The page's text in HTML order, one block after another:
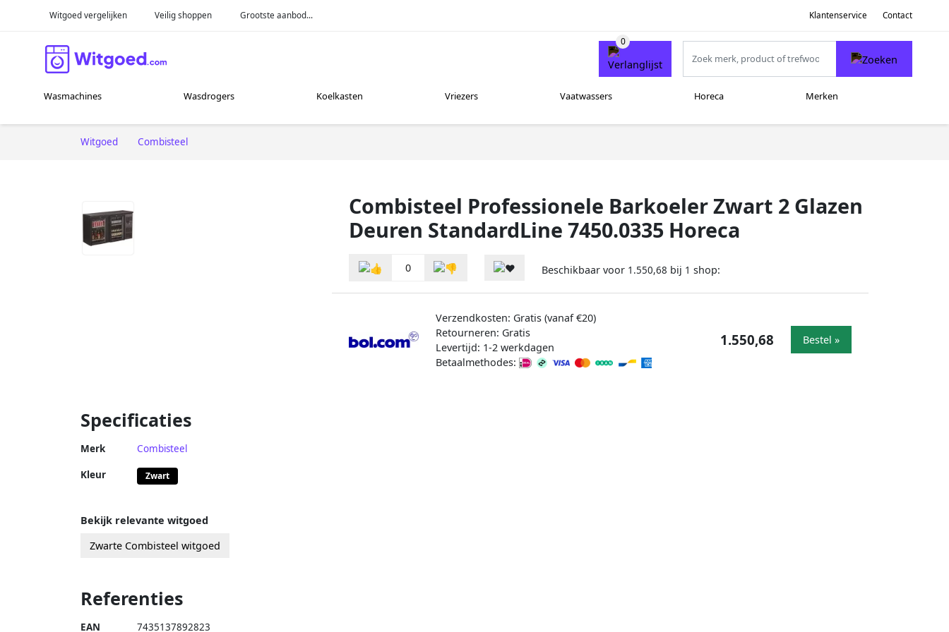
Witgoed vergelijken Veilig shoppen Grootste aanbod... Klantenservice Contact
Wasmachines Wasdrogers Koelkasten Vriezers Vaatwassers Horeca Merken
Witgoed Combisteel
Combisteel Professionele Barkoeler Zwart 2 Glazen
Deuren StandardLine 7450.0335 Horeca
0 Beschikbaar voor 1.550,68 bij 1 shop:
Verzendkosten: Gratis (vanaf €20)
Retourneren: Gratis
Levertijd: 1-2 werkdagen
Betaalmethodes:
1.550,68 Bestel »
Specificaties
Merk Combisteel
Kleur Zwart
Bekijk relevante witgoed
Zwarte Combisteel witgoed
Referenties
EAN 7435137892823